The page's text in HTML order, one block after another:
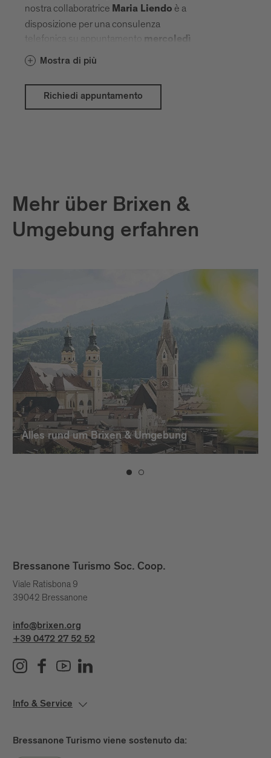
nostra collaboratrice Maria Liendo è a
disposizione per una consulenza
telefonica su appuntamento m e rcoledì
e giovedì dalle 15.00 alle 17.00.
essere inviatedal datore di lavoro via
e-mailindicando il nome del
Mostra di più
Richiedi appuntamento
Mehr über Brixen &
Umgebung erfahren
Alles rund um Brixen & Umgebung
Bressanone Turismo Soc. Coop.
Viale Ratisbona 9
39042 Bressanone
info@brixen.org
+39 0472 27 52 52
Info & Service
Bressanone Turismo viene sostenuto da: